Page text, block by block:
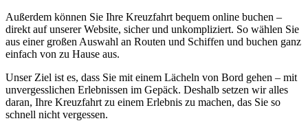
Außerdem können Sie Ihre Kreuzfahrt bequem online buchen –
direkt auf unserer Website, sicher und unkompliziert. So wählen Sie
aus einer großen Auswahl an Routen und Schiffen und buchen ganz
einfach von zu Hause aus.
Unser Ziel ist es, dass Sie mit einem Lächeln von Bord gehen – mit
unvergesslichen Erlebnissen im Gepäck. Deshalb setzen wir alles
daran, Ihre Kreuzfahrt zu einem Erlebnis zu machen, das Sie so
schnell nicht vergessen.